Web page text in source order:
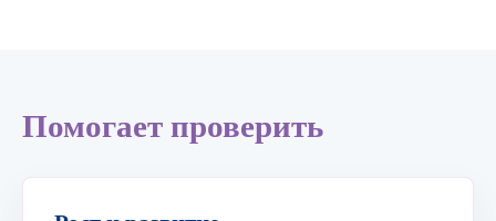
Помогает проверить